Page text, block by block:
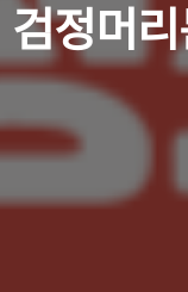
검정머